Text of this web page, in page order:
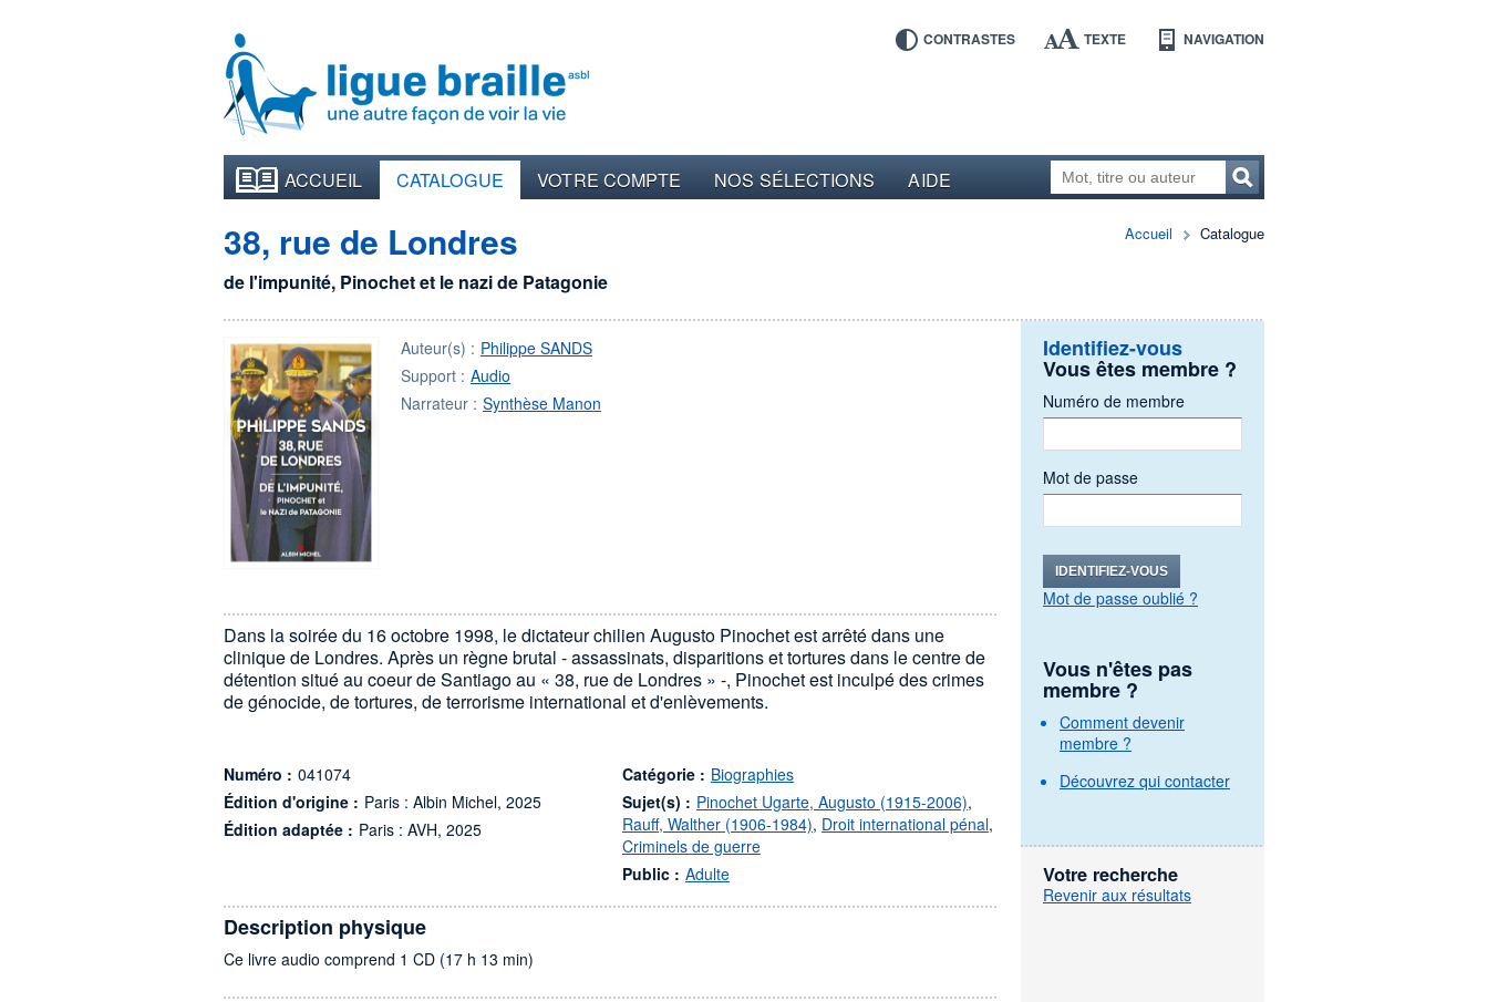
CONTRASTES TEXTE NAVIGATION
ACCUEIL CATALOGUE VOTRE COMPTE NOS SÉLECTIONS AIDE
Accueil Catalogue
38, rue de Londres
de l'impunité, Pinochet et le nazi de Patagonie
Auteur(s) : Philippe SANDS
Support : Audio
Narrateur : Synthèse Manon
Dans la soirée du 16 octobre 1998, le dictateur chilien Augusto Pinochet est arrêté dans une
clinique de Londres. Après un règne brutal - assassinats, disparitions et tortures dans le centre de
détention situé au coeur de Santiago au « 38, rue de Londres » -, Pinochet est inculpé des crimes
de génocide, de tortures, de terrorisme international et d'enlèvements.
Numéro : 041074
Édition d'origine : Paris : Albin Michel, 2025
Édition adaptée : Paris : AVH, 2025
Catégorie : Biographies
Sujet(s) : Pinochet Ugarte, Augusto (1915-2006),
Rauff, Walther (1906-1984), Droit international pénal,
Criminels de guerre
Public : Adulte
Description physique
Ce livre audio comprend 1 CD (17 h 13 min)
Identifiez-vous
Vous êtes membre ?
Numéro de membre
Mot de passe
IDENTIFIEZ-VOUS
Mot de passe oublié ?
Vous n'êtes pas
membre ?
Comment devenir
membre ?
Découvrez qui contacter
Votre recherche
Revenir aux résultats